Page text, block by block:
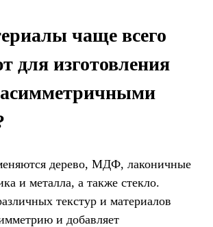
чаще всего
для изготовления
асимметричными
дерево, МДФ, лаконичные
и металла, а также стекло.
текстур и материалов
и добавляет